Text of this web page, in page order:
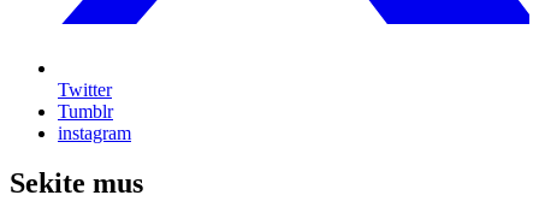
Twitter
Tumblr
instagram
Sekite mus